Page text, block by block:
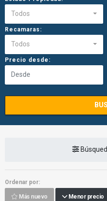
Todos
Recamaras:
Todos
Precio desde:
Ordenar por:
Más nuevo Menor precio